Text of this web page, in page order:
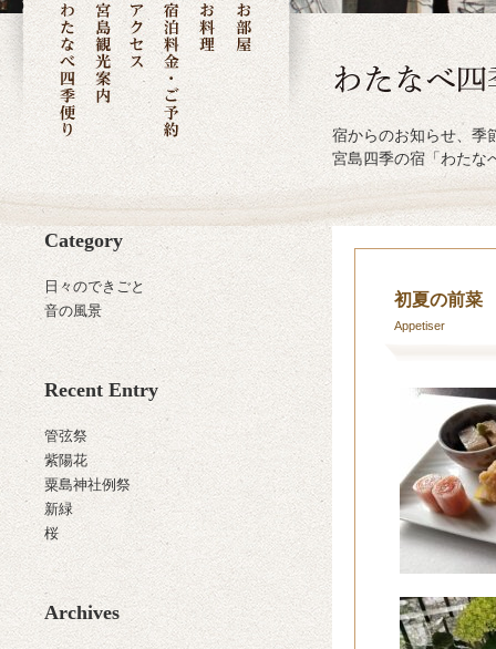
宿からのお知らせ、季
宮島四季の宿「わたな
Category
日々のできごと
音の風景
Recent Entry
管弦祭
紫陽花
粟島神社例祭
新緑
桜
Archives
初夏の前菜
Appetiser